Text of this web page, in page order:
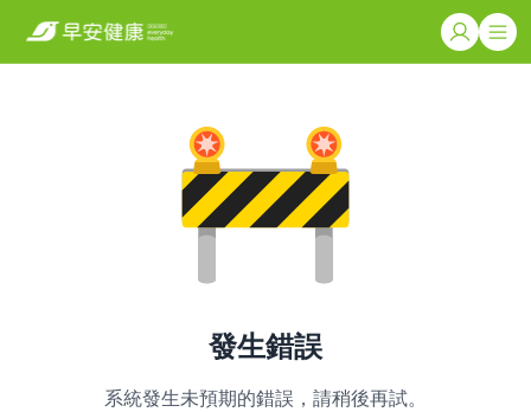
發生錯誤
系統發生未預期的錯誤，請稍後再試。